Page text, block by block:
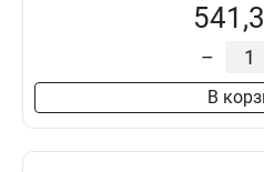
–
В